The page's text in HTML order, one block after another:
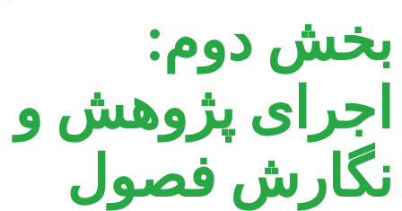
بخش دوم:
اجرای پژوهش و
نگارش فصول